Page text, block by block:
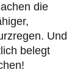
die
Und
belegt